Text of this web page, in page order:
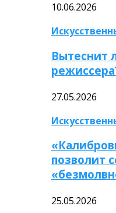
10.06.2026
Вытеснит
27.05.2026
позволит
25.05.2026